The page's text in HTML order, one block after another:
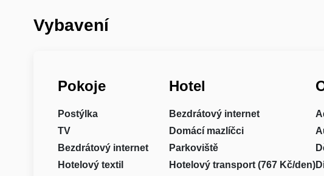
Vybavení
Pokoje
Postýlka
TV
Bezdrátový internet
Hotelový textil
Hotel
Bezdrátový internet
Domácí mazlíčci
Parkoviště
Hotelový transport (767 Kč/den)